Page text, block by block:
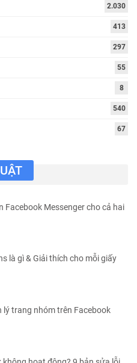
2.030
413
297
55
8
540
67
Facebook Messenger cho cả hai
là gì & Giải thích cho mỗi giấy
lý trang nhóm trên Facebook